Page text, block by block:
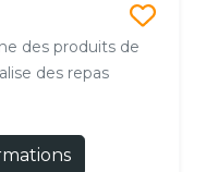
des produits de
des repas